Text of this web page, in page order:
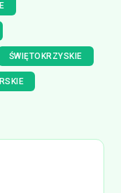
ŚWIĘTOKRZYSKIE